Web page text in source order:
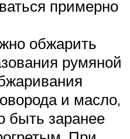
примерно
обжарить
румяной
и масло,
быть заранее